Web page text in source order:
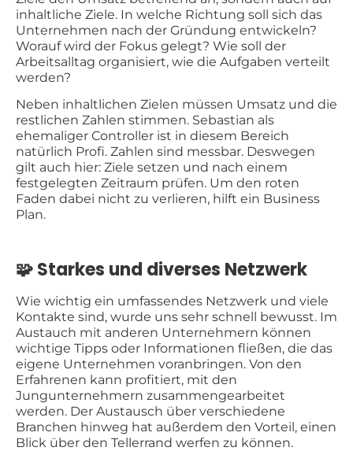
inhaltliche Ziele. In welche Richtung soll sich das
Unternehmen nach der Gründung entwickeln?
Worauf wird der Fokus gelegt? Wie soll der
Arbeitsalltag organisiert, wie die Aufgaben verteilt
werden?
Neben inhaltlichen Zielen müssen Umsatz und die
restlichen Zahlen stimmen. Sebastian als
ehemaliger Controller ist in diesem Bereich
natürlich Profi. Zahlen sind messbar. Deswegen
gilt auch hier: Ziele setzen und nach einem
festgelegten Zeitraum prüfen. Um den roten
Faden dabei nicht zu verlieren, hilft ein Business
Plan.
🧩 Starkes und diverses Netzwerk
Wie wichtig ein umfassendes Netzwerk und viele
Kontakte sind, wurde uns sehr schnell bewusst. Im
Austauch mit anderen Unternehmern können
wichtige Tipps oder Informationen fließen, die das
eigene Unternehmen voranbringen. Von den
Erfahrenen kann profitiert, mit den
Jungunternehmern zusammengearbeitet
werden. Der Austausch über verschiedene
Branchen hinweg hat außerdem den Vorteil, einen
Blick über den Tellerrand werfen zu können.